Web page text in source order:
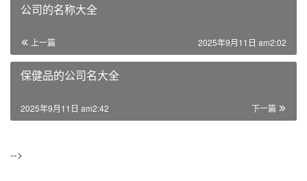
公司的名称大全
上一篇 2025年9月11日 am2:02
保健品的公司名大全
下一篇
2025年9月11日 am2:42
-->